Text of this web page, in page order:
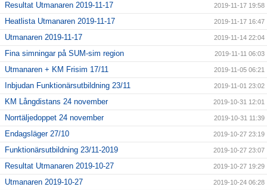
Resultat Utmanaren 2019-11-17 2019-11-17 19:58
Heatlista Utmanaren 2019-11-17 2019-11-17 16:47
Utmanaren 2019-11-17 2019-11-14 22:04
Fina simningar på SUM-sim region 2019-11-11 06:03
Utmanaren + KM Frisim 17/11 2019-11-05 06:21
Inbjudan Funktionärsutbildning 23/11 2019-11-01 23:02
KM Långdistans 24 november 2019-10-31 12:01
Norrtäljedoppet 24 november 2019-10-31 11:39
Endagsläger 27/10 2019-10-27 23:19
Funktionärsutbildning 23/11-2019 2019-10-27 23:07
Resultat Utmanaren 2019-10-27 2019-10-27 19:29
Utmanaren 2019-10-27 2019-10-24 06:28